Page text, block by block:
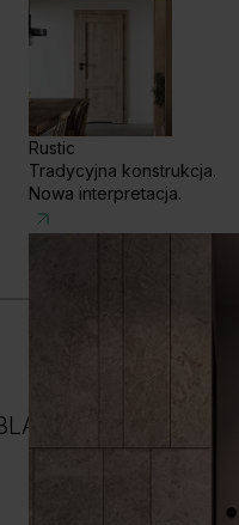
Rustic
Tradycyjna konstrukcja.
Nowa interpretacja.